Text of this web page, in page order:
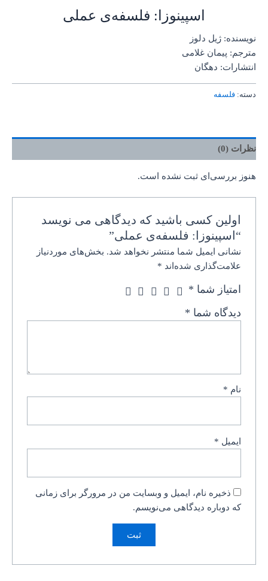
اسپینوزا: فلسفه‌ی عملی
نویسنده: ژیل دلوز
مترجم: پیمان غلامی
انتشارات: دهگان
دسته: فلسفه
نظرات (0)
هنوز بررسی‌ای ثبت نشده است.
اولین کسی باشید که دیدگاهی می نویسد
“اسپینوزا: فلسفه‌ی عملی”
نشانی ایمیل شما منتشر نخواهد شد. بخش‌های موردنیاز
علامت‌گذاری شده‌اند *
امتیاز شما *
دیدگاه شما *
نام *
ایمیل *
ذخیره نام، ایمیل و وبسایت من در مرورگر برای زمانی
که دوباره دیدگاهی می‌نویسم.